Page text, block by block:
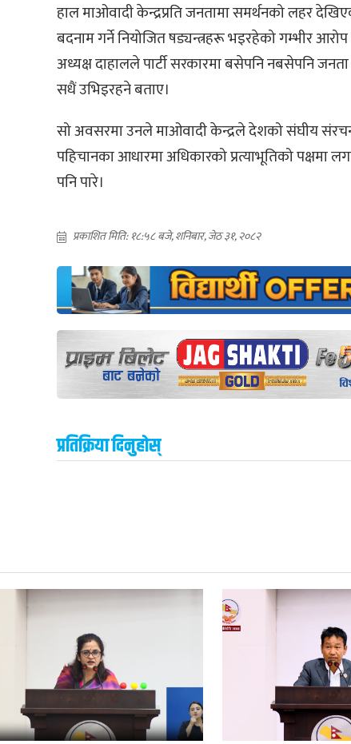
हाल माओवादी केन्द्रप्रति जनतामा समर्थनको लहर
बदनाम गर्ने नियोजित षड्यन्त्रहरू भइरहेको गम्भीर
अध्यक्ष दाहालले पार्टी सरकारमा बसेपनि नबसेपनि
सधैं उभिइरहने बताए।
सो अवसरमा उनले माओवादी केन्द्रले देशको संघीय
पहिचानका आधारमा अधिकारको प्रत्याभूतिको पक्षमा
पनि पारे।
प्रकाशित मिति: १८:५८ बजे, शनिबार, जेठ ३१, २०८२
प्रतिक्रिया दिनुहोस्